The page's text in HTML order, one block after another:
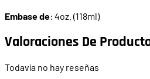
Embase de: 4oz. (118ml)
Valoraciones De
Todavía no hay reseñas